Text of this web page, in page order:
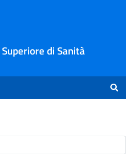
di Sanità
Ricerca -